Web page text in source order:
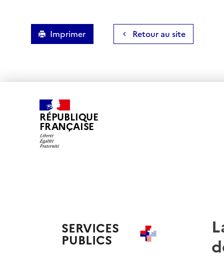
Imprimer Retour au site
RÉPUBLIQUE
FRANÇAISE
SERVICES
PUBLICS